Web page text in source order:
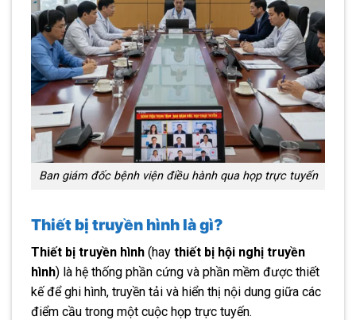
Ban giám đốc bệnh viện điều hành qua họp trực tuyến
Thiết bị truyền hình là gì?
Thiết bị truyền hình (hay thiết bị hội nghị truyền
hình) là hệ thống phần cứng và phần mềm được thiết
kế để ghi hình, truyền tải và hiển thị nội dung giữa các
điểm cầu trong một cuộc họp trực tuyến.